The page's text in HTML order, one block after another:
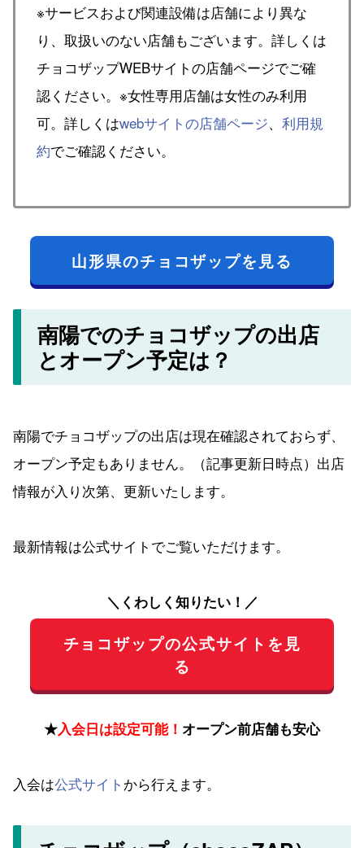
※サービスおよび関連設備は店舗により異な
り、取扱いのない店舗もございます。詳しくは
チョコザップWEBサイトの店舗ページでご確
認ください。※女性専用店舗は女性のみ利用
可。詳しくはwebサイトの店舗ページ、 利用規
約でご確認ください。
山形県のチョコザップを見る
南陽でのチョコザップの出店
とオープン予定は？
南陽でチョコザップの出店は現在確認されておらず、
オープン予定もありません。（記事更新日時点）出店
情報が入り次第、更新いたします。
最新情報は公式サイトでご覧いただけます。
＼くわしく知りたい！／
チョコザップの公式サイトを見
る
★入会日は設定可能！ オープン前店舗も安心
入会は公式サイト から行えます。